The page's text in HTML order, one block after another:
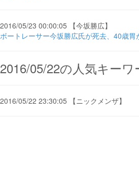
2016/05/23 00:00:05 【今坂勝広】
ボートレーサー今坂勝広氏が死去、40歳胃
2016/05/22の人気キーワ
2016/05/22 23:30:05 【ニックメンザ】